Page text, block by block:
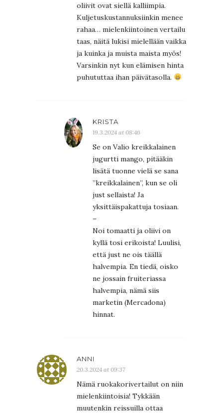
oliivit ovat siellä kalliimpia.
Kuljetuskustannuksiinkin menee
rahaa… mielenkiintoinen vertailu
taas, näitä lukisi mielellään vaikka
ja kuinka ja muista maista myös!
Varsinkin nyt kun elämisen hinta
puhututtaa ihan päivätasolla.
KRISTA
19.3.2024 at 08:46
Se on Valio kreikkalainen
jugurtti mango, pitääkin
lisätä tuonne vielä se sana
”kreikkalainen”, kun se oli
just sellaista! Ja
yksittäispakattuja tosiaan.
–
Noi tomaatti ja oliivi on
kyllä tosi erikoista! Luulisi,
että just ne ois täällä
halvempia. En tiedä, oisko
ne jossain fruiteriassa
halvempia, nämä siis
marketin (Mercadona)
hinnat.
ANNI
20.3.2024 at 09:37
Nämä ruokakorivertailut on niin
mielenkiintoisia! Tykkään
muutenkin reissuilla ottaa